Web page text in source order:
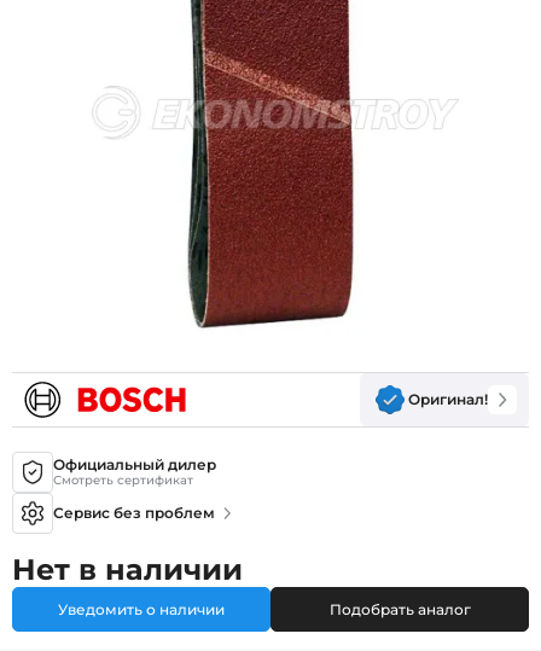
Оригинал!
Официальный дилер
Смотреть сертификат
Сервис без проблем
Нет в наличии
Уведомить о наличии Подобрать аналог